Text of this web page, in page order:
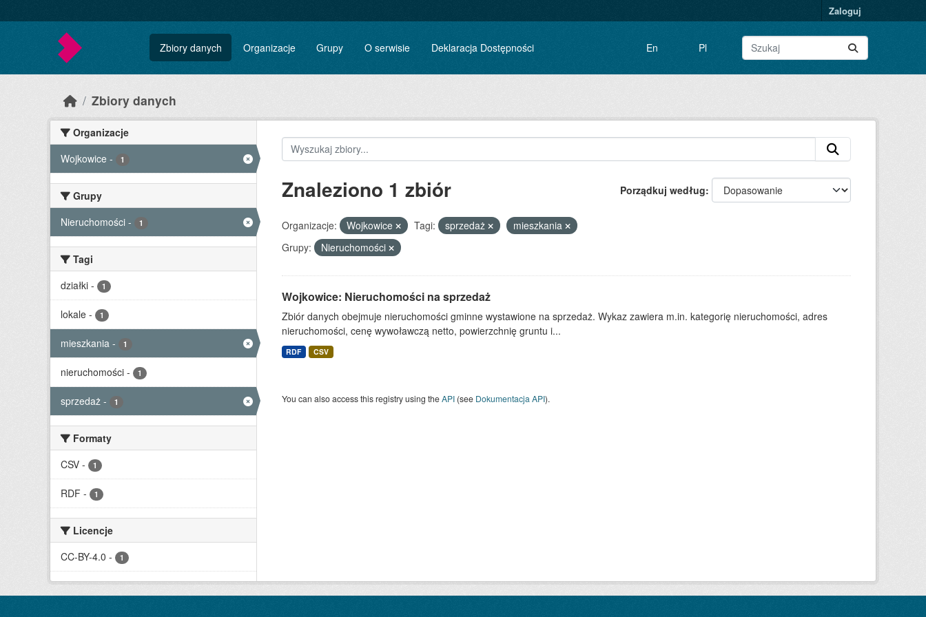
Zaloguj
Zbiory danych Organizacje Grupy O serwisie Deklaracja Dostępności En Pl
Zbiory danych
Organizacje
Wojkowice - 1
Grupy
Nieruchomości - 1
Tagi
działki - 1
lokale - 1
mieszkania - 1
nieruchomości - 1
sprzedaż - 1
Formaty
CSV - 1
RDF - 1
Licencje
CC-BY-4.0 - 1
Porządkuj według
Znaleziono 1 zbiór
Organizacje: Wojkowice Tagi: sprzedaż
mieszkania
Grupy:
Nieruchomości
Wojkowice: Nieruchomości na sprzedaż
Zbiór danych obejmuje nieruchomości gminne wystawione na sprzedaż. Wykaz zawiera m.in. kategorię nieruchomości, adres
nieruchomości, cenę wywoławczą netto, powierzchnię gruntu i...
RDF CSV
You can also access this registry using theAPI(see Dokumentacja API).